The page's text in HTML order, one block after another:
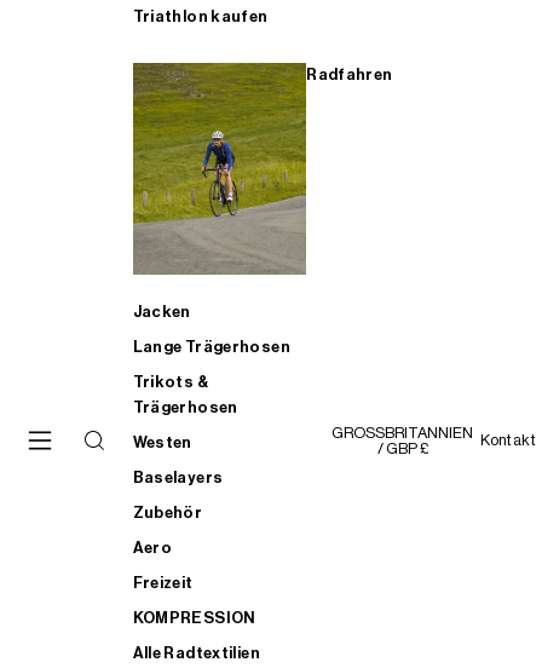
Triathlon kaufen
Radfahren
Jacken
Lange Trägerhosen
Trikots &
Trägerhosen
Westen
Baselayers
Zubehör
Aero
Freizeit
KOMPRESSION
Alle Radtextilien
GROSSBRITANNIEN
/ GBP £
Kontakt